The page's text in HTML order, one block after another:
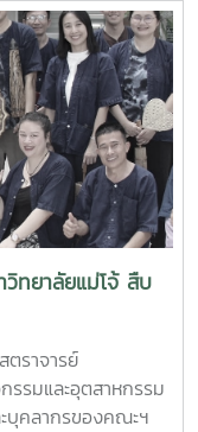
และผู้ช่วยอธิการบดี
ประเทศ
ะหารือแนวทางความ
ตสาหกรรมเกษตร
วีดิทัศน์แนะนำ
ทางการสร้างความ
ปลี่ยนนักศึกษาในระดับ
บันProfessor
ข้อ “Medical,
และ “Automation
Care
เพื่อการแพทย์ การ
การและการ
ยนต์สำหรับภารกิจ
บภัยและงานเสี่ยง
วิทยาลัยแม่โจ้ สืบ
ราจารย์
รมและอุตสาหกรรม
บุคลากรของคณะฯ